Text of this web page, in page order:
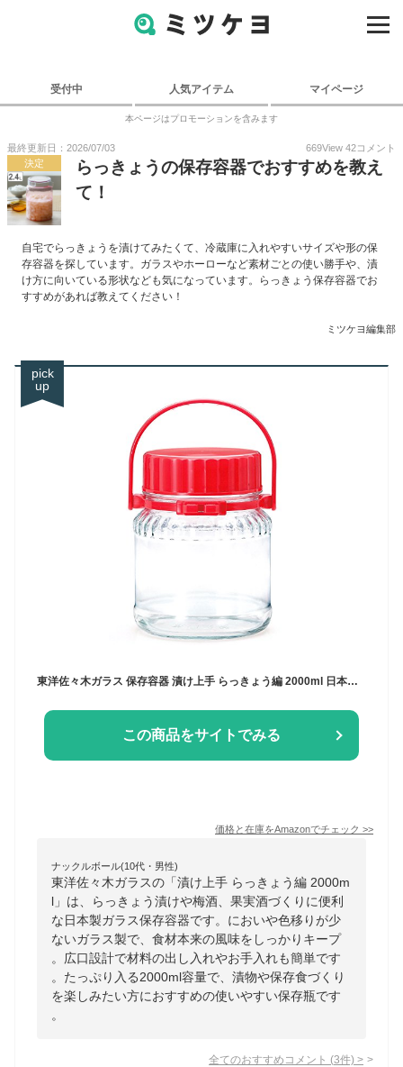
受付中 人気アイテム マイページ
本ページはプロモーションを含みます
最終更新日：2026/07/03 669View 42コメント
決定
らっきょうの保存容器でおすすめを教え
て！
自宅でらっきょうを漬けてみたくて、冷蔵庫に入れやすいサイズや形の保
存容器を探しています。ガラスやホーローなど素材ごとの使い勝手や、漬
け方に向いている形状なども気になっています。らっきょう保存容器でお
すすめがあれば教えてください！
ミツケヨ編集部
pick
up
東洋佐々木ガラス 保存容器 漬け上手 らっきょう編 2000ml 日本製 漬物容器 ガラス容器 保存瓶 らっきょう 梅酒 瓶 果実酒 漬物 ガラス I-77823-R-C-JAN
この商品をサイトでみる
価格と在庫をAmazonでチェック >>
ナックルボール(10代・男性)
東洋佐々木ガラスの「漬け上手 らっきょう編 2000m
l」は、らっきょう漬けや梅酒、果実酒づくりに便利
な日本製ガラス保存容器です。においや色移りが少
ないガラス製で、食材本来の風味をしっかりキープ
。広口設計で材料の出し入れやお手入れも簡単です
。たっぷり入る2000ml容量で、漬物や保存食づくり
を楽しみたい方におすすめの使いやすい保存瓶です
。
全てのおすすめコメント (3件) >